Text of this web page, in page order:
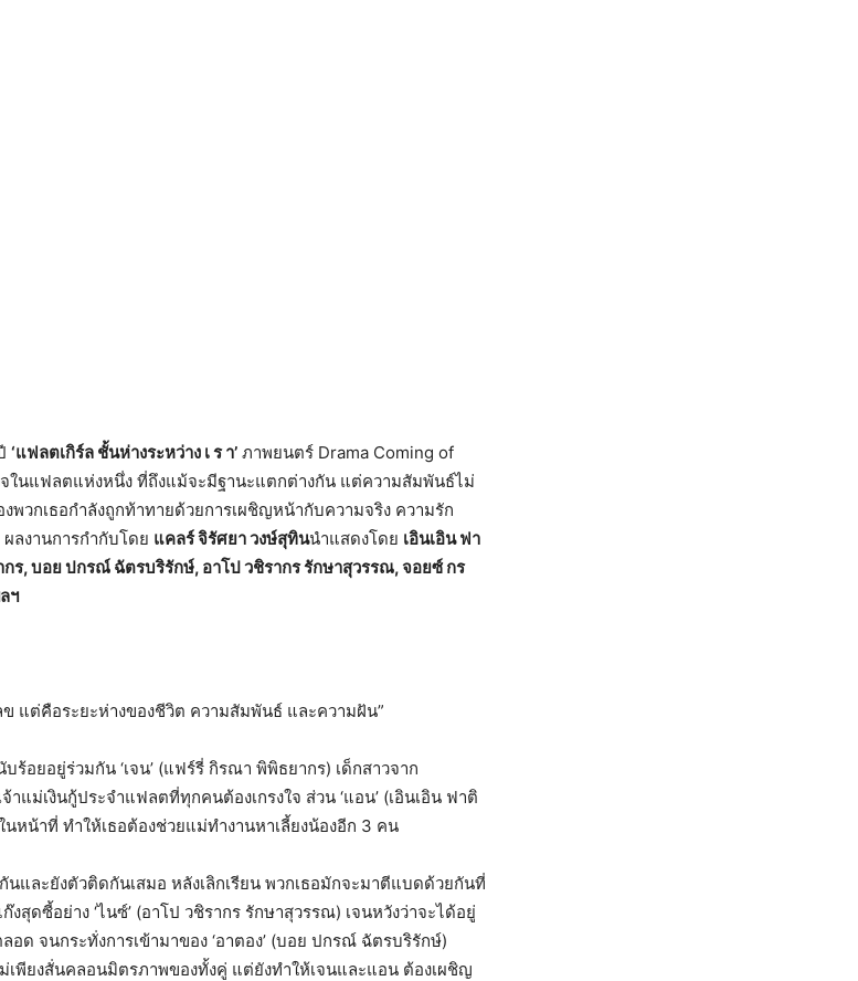
‘แฟลตเกิร์ล ชั้นห่างระหว่าง เ ร า’ ภาพยนตร์ Drama Coming of
จในแฟลตแห่งหนึ่ง ที่ถึงแม้จะมีฐานะแตกต่างกัน แต่ความสัมพันธ์ไม่
พวกเธอกำลังถูกท้าทายด้วยการเผชิญหน้ากับความจริง ความรัก
ลงานการกำกับโดย แคลร์ จิรัศยา วงษ์สุทินนำแสดงโดย เอินเอิน ฟา
ร,บอย ปกรณ์ ฉัตรบริรักษ์, อาโป วชิรากร รักษาสุวรรณ,จอยซ์ กร
ฯ
แต่คือระยะห่างของชีวิต ความสัมพันธ์ และความฝัน”
อยอยู่ร่วมกัน ‘เจน’ (แฟร์รี่ กิรณา พิพิธยากร) เด็กสาวจาก
แม่เงินกู้ประจำแฟลตที่ทุกคนต้องเกรงใจ ส่วน ‘แอน’ (เอินเอิน ฟาติ
นหน้าที่ ทำให้เธอต้องช่วยแม่ทำงานหาเลี้ยงน้องอีก 3 คน
และยังตัวติดกันเสมอ หลังเลิกเรียน พวกเธอมักจะมาตีแบดด้วยกันที่
สุดซี้อย่าง ‘ไนซ์’ (อาโป วชิรากร รักษาสุวรรณ) เจนหวังว่าจะได้อยู่
ด จนกระทั่งการเข้ามาของ ‘อาตอง’ (บอย ปกรณ์ ฉัตรบริรักษ์)
พียงสั่นคลอนมิตรภาพของทั้งคู่ แต่ยังทำให้เจนและแอน ต้องเผชิญ